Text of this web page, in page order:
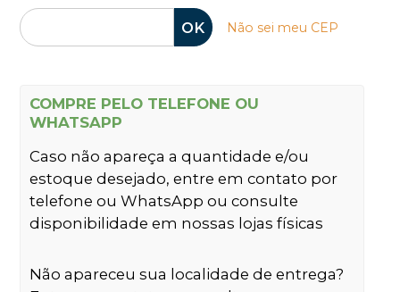
OK Não sei meu CEP
COMPRE PELO TELEFONE OU
WHATSAPP
Caso não apareça a quantidade e/ou
estoque desejado, entre em contato por
telefone ou WhatsApp ou consulte
disponibilidade em nossas lojas físicas
Não apareceu sua localidade de entrega?